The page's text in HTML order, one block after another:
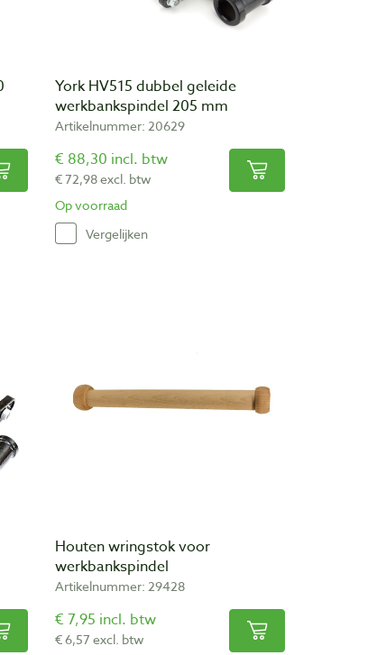
York HV515 dubbel geleide
werkbankspindel 205 mm
Artikelnummer: 20629
€ 88,30 incl. btw
€ 72,98 excl. btw
Op voorraad
Vergelijken
Houten wringstok voor
werkbankspindel
Artikelnummer: 29428
€ 7,95 incl. btw
€ 6,57 excl. btw